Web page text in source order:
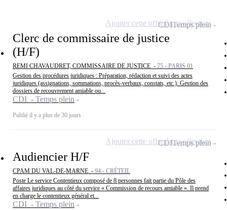
Clerc de commissaire de justice
(H/F)
REMI CHAVAUDRET, COMMISSAIRE DE JUSTICE - 75 - PARIS 01
Gestion des procédures juridiques : Préparation, rédaction et suivi des actes
juridiques (assignations, sommations, procès-verbaux, constats, etc.). Gestion des
dossiers de recouvrement amiable ou...
CDI - Temps plein
Publié il y a plus de 30 jours
CDITemps plein
Ajouter cette offre à ma sélection
Audiencier H/F
CPAM DU VAL-DE-MARNE - 94 - CRÉTEIL
Poste Le service Contentieux composé de 8 personnes fait partie du Pôle des
affaires juridiques au côté du service « Commission de recours amiable ». Il prend
en charge le contentieux général et...
CDI - Temps plein
CDITemps plein
Ajouter cette offre à ma sélection